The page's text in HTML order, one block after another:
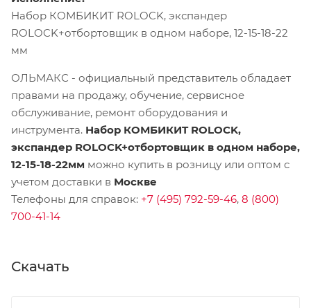
Набор КОМБИКИT ROLOCK, экспандер
ROLOCK+отбортовщик в одном наборе, 12-15-18-22
мм
ОЛЬМАКС - официальный представитель обладает
правами на продажу, обучение, сервисное
обслуживание, ремонт оборудования и
инструмента. Набор КОМБИКИT ROLOCK,
экспандер ROLOCK+отбортовщик в одном наборе,
12-15-18-22мм можно купить в розницу или оптом с
учетом доставки в Москве
Телефоны для справок: +7 (495) 792-59-46, 8 (800)
700-41-14
Скачать